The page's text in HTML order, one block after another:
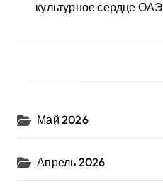
культурное сердце ОАЭ
Май 2026
Апрель 2026